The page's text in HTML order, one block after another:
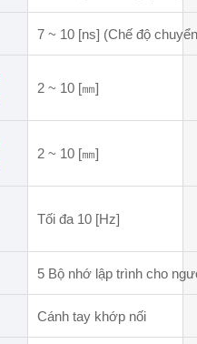
7 ~ 10 [ns] (Chế độ
2 ~ 10 [㎜]
2 ~ 10 [㎜]
Tối đa 10 [Hz]
5 Bộ nhớ lập trình cho
Cánh tay khớp nối